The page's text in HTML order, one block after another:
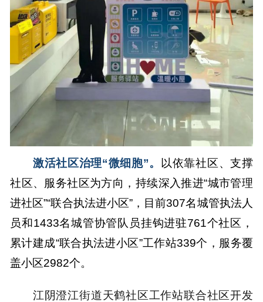
激活社区治理“微细胞”。
以依靠社区、支撑
社区、服务社区为方向，持续深入推进“城市管理
进社区”“联合执法进小区”，目前307名城管执法人
员和1433名城管协管队员挂钩进驻761个社区，
累计建成“联合执法进小区”工作站339个，服务覆
盖小区2982个。
江阴澄江街道天鹤社区工作站联合社区开发